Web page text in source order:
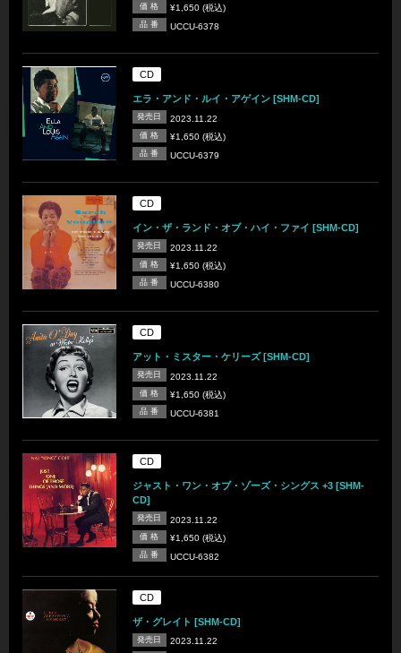
価 格 ¥1,650 (税込)
品 番 UCCU-6378
CD
エラ・アンド・ルイ・アゲイン [SHM-CD]
発売日 2023.11.22
価 格 ¥1,650 (税込)
品 番 UCCU-6379
CD
イン・ザ・ランド・オブ・ハイ・ファイ [SHM-CD]
発売日 2023.11.22
価 格 ¥1,650 (税込)
品 番 UCCU-6380
CD
アット・ミスター・ケリーズ [SHM-CD]
発売日 2023.11.22
価 格 ¥1,650 (税込)
品 番 UCCU-6381
CD
ジャスト・ワン・オブ・ゾーズ・シングス +3 [SHM-
CD]
発売日 2023.11.22
価 格 ¥1,650 (税込)
品 番 UCCU-6382
CD
ザ・グレイト [SHM-CD]
発売日 2023.11.22